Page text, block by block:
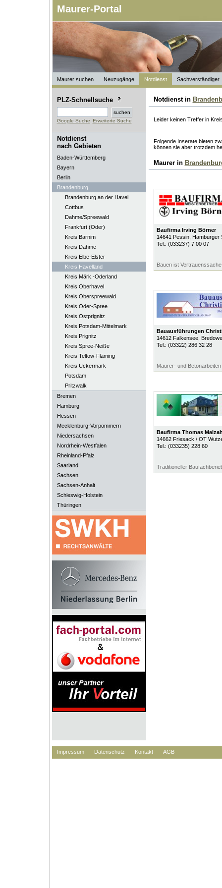
Maurer-Portal
Maurer suchen Neuzugänge Notdienst Sachverständiger
PLZ-Schnellsuche
Google Suche Erweiterte Suche
Notdienst
nach Gebieten
Baden-Württemberg
Bayern
Berlin
Brandenburg
Brandenburg an der Havel
Cottbus
Dahme/Spreewald
Frankfurt (Oder)
Kreis Barnim
Kreis Dahme
Kreis Elbe-Elster
Kreis Havelland
Kreis Märk.-Oderland
Kreis Oberhavel
Kreis Oberspreewald
Kreis Oder-Spree
Kreis Ostprignitz
Kreis Potsdam-Mittelmark
Kreis Prignitz
Kreis Spree-Neiße
Kreis Teltow-Fläming
Kreis Uckermark
Potsdam
Pritzwalk
Bremen
Hamburg
Hessen
Mecklenburg-Vorpommern
Niedersachsen
Nordrhein-Westfalen
Rheinland-Pfalz
Saarland
Sachsen
Sachsen-Anhalt
Schleswig-Holstein
Thüringen
Notdienst in
Leider keinen Treffer in
Folgende Inserate bieten
können sie aber trotzdem
Maurer in
Baufirma Irving Börner
14641 Pessin, Hamburger
Tel.: (033237) 7 00 07
Bauen ist Vertrauenssache
Bauausführungen
14612 Falkensee,
Tel.: (03322) 286 32 28
Maurer- und
Baufirma Thomas
14662 Friesack / OT
Tel.: (033235) 228 60
Traditioneller
Impressum Datenschutz Kontakt AGB